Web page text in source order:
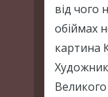
від чого
обіймах
картина
Художник